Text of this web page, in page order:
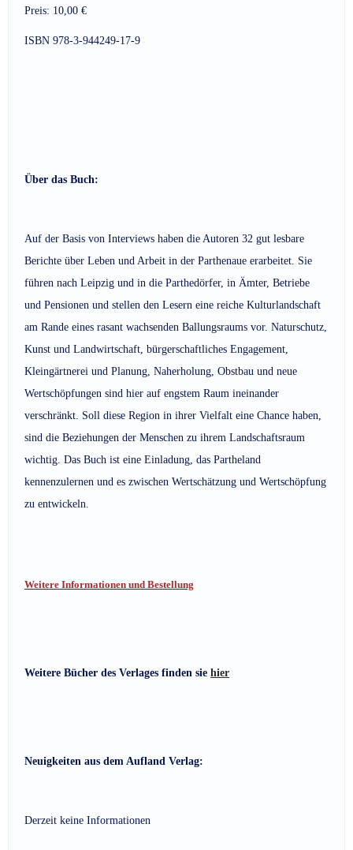
Preis: 10,00 €
ISBN 978-3-944249-17-9
Über das Buch:
Auf der Basis von Interviews haben die Autoren 32 gut lesbare
Berichte über Leben und Arbeit in der Parthenaue erarbeitet. Sie
führen nach Leipzig und in die Parthedörfer, in Ämter, Betriebe
und Pensionen und stellen den Lesern eine reiche Kulturlandschaft
am Rande eines rasant wachsenden Ballungsraums vor. Naturschutz,
Kunst und Landwirtschaft, bürgerschaftliches Engagement,
Kleingärtnerei und Planung, Naherholung, Obstbau und neue
Wertschöpfungen sind hier auf engstem Raum ineinander
verschränkt. Soll diese Region in ihrer Vielfalt eine Chance haben,
sind die Beziehungen der Menschen zu ihrem Landschaftsraum
wichtig. Das Buch ist eine Einladung, das Partheland
kennenzulernen und es zwischen Wertschätzung und Wertschöpfung
zu entwickeln.
Weitere Informationen und Bestellung
Weitere Bücher des Verlages finden sie hier
Neuigkeiten aus dem Aufland Verlag:
Derzeit keine Informationen